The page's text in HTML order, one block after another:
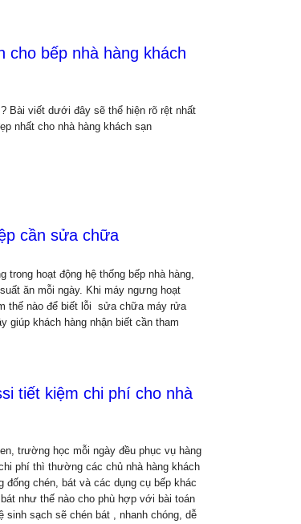
cho bếp nhà hàng khách
Bài viết dưới đây sẽ thể hiện rõ rệt nhất
nhất cho nhà hàng khách sạn
cần sửa chữa
trong hoạt động hệ thống bếp nhà hàng,
ăn mỗi ngày. Khi máy ngưng hoạt
thế nào để biết lỗi sửa chữa máy rửa
giúp khách hàng nhận biết cần tham
tiết kiệm chi phí cho nhà
trường học mỗi ngày đều phục vụ hàng
phí thì thường các chủ nhà hàng khách
đống chén, bát và các dụng cụ bếp khác
như thế nào cho phù hợp với bài toán
sạch sẽ chén bát , nhanh chóng, dễ